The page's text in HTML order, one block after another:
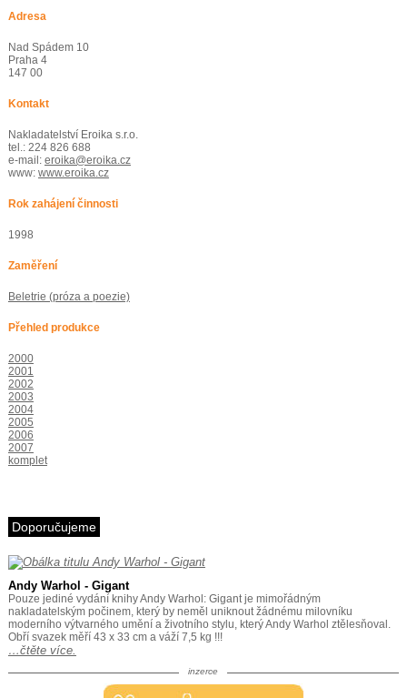
Adresa
Nad Spádem 10
Praha 4
147 00
Kontakt
Nakladatelství Eroika s.r.o.
tel.: 224 826 688
e-mail: eroika@eroika.cz
www: www.eroika.cz
Rok zahájení činnosti
1998
Zaměření
Beletrie (próza a poezie)
Přehled produkce
2000
2001
2002
2003
2004
2005
2006
2007
komplet
Doporučujeme
Andy Warhol - Gigant
Pouze jediné vydání knihy Andy Warhol: Gigant je mimořádným
nakladatelským počinem, který by neměl uniknout žádnému milovníku
moderního výtvarného umění a životního stylu, který Andy Warhol ztělesňoval.
Obří svazek měří 43 x 33 cm a váží 7,5 kg !!!
…čtěte více.
inzerce